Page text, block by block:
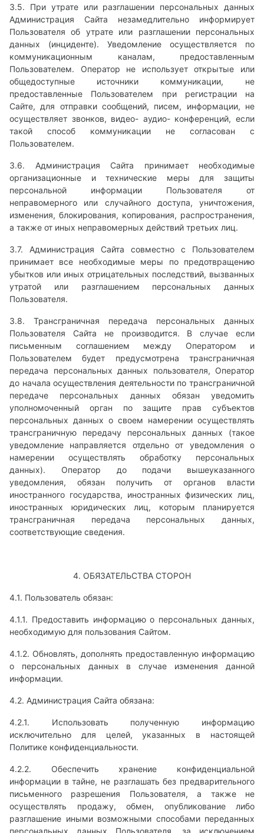
3.5. При утрате или разглашении персональных данных
Администрация Сайта незамедлительно информирует
Пользователя об утрате или разглашении персональных
данных (инциденте). Уведомление осуществляется по
коммуникационным каналам, предоставленным
Пользователем. Оператор не использует открытые или
общедоступные источники коммуникации, не
предоставленные Пользователем при регистрации на
Сайте, для отправки сообщений, писем, информации, не
осуществляет звонков, видео- аудио- конференций, если
такой способ коммуникации не согласован с
Пользователем.
3.6. Администрация Сайта принимает необходимые
организационные и технические меры для защиты
персональной информации Пользователя от
неправомерного или случайного доступа, уничтожения,
изменения, блокирования, копирования, распространения,
а также от иных неправомерных действий третьих лиц.
3.7. Администрация Сайта совместно с Пользователем
принимает все необходимые меры по предотвращению
убытков или иных отрицательных последствий, вызванных
утратой или разглашением персональных данных
Пользователя.
3.8. Трансграничная передача персональных данных
Пользователя Сайта не производится. В случае если
письменным соглашением между Оператором и
Пользователем будет предусмотрена трансграничная
передача персональных данных пользователя, Оператор
до начала осуществления деятельности по трансграничной
передаче персональных данных обязан уведомить
уполномоченный орган по защите прав субъектов
персональных данных о своем намерении осуществлять
трансграничную передачу персональных данных (такое
уведомление направляется отдельно от уведомления о
намерении осуществлять обработку персональных
данных). Оператор до подачи вышеуказанного
уведомления, обязан получить от органов власти
иностранного государства, иностранных физических лиц,
иностранных юридических лиц, которым планируется
трансграничная передача персональных данных,
соответствующие сведения.
4. ОБЯЗАТЕЛЬСТВА СТОРОН
4.1. Пользователь обязан:
4.1.1. Предоставить информацию о персональных данных,
необходимую для пользования Сайтом.
4.1.2. Обновлять, дополнять предоставленную информацию
о персональных данных в случае изменения данной
информации.
4.2. Администрация Сайта обязана:
4.2.1. Использовать полученную информацию
исключительно для целей, указанных в настоящей
Политике конфиденциальности.
4.2.2. Обеспечить хранение конфиденциальной
информации в тайне, не разглашать без предварительного
письменного разрешения Пользователя, а также не
осуществлять продажу, обмен, опубликование либо
разглашение иными возможными способами переданных
персональных данных Пользователя, за исключением